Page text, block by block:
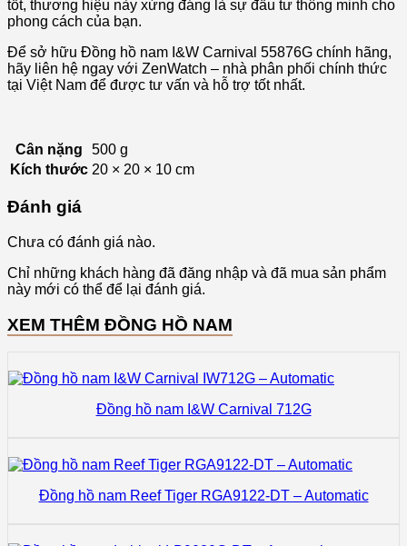
tốt, thương hiệu này xứng đáng là sự đầu tư thông minh cho
phong cách của bạn.
Để sở hữu Đồng hồ nam I&W Carnival 55876G chính hãng,
hãy liên hệ ngay với ZenWatch – nhà phân phối chính thức
tại Việt Nam để được tư vấn và hỗ trợ tốt nhất.
Cân nặng
500 g
Kích thước 20 × 20 × 10 cm
Đánh giá
Chưa có đánh giá nào.
Chỉ những khách hàng đã đăng nhập và đã mua sản phẩm
này mới có thể để lại đánh giá.
XEM THÊM ĐỒNG HỒ NAM
Đồng hồ nam I&W Carnival 712G
Đồng hồ nam Reef Tiger RGA9122-DT – Automatic